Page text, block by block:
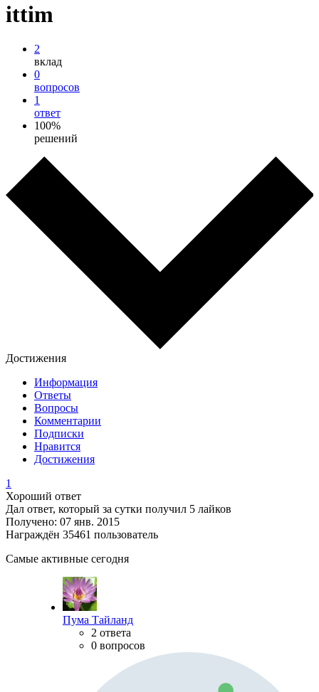
ittim
2
вклад
0
вопросов
1
ответ
100%
решений
Достижения
Информация
Ответы
Вопросы
Комментарии
Подписки
Нравится
Достижения
1
Хороший ответ
Дал ответ, который за сутки получил 5 лайков
Получено: 07 янв. 2015
Награждён 35461 пользователь
Самые активные сегодня
Пума Тайланд
2 ответа
0 вопросов